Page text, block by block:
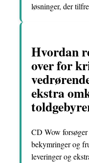
løsninger, der
Hvordan
over for
ekstra
CD Wow forsøger
bekymringer og
leveringer og